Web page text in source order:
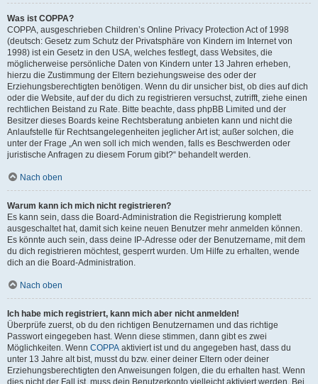
Was ist COPPA?
COPPA, ausgeschrieben Children’s Online Privacy Protection Act of 1998
(deutsch: Gesetz zum Schutz der Privatsphäre von Kindern im Internet von
1998) ist ein Gesetz in den USA, welches festlegt, dass Websites, die
möglicherweise persönliche Daten von Kindern unter 13 Jahren erheben,
hierzu die Zustimmung der Eltern beziehungsweise des oder der
Erziehungsberechtigten benötigen. Wenn du dir unsicher bist, ob dies auf dich
oder die Website, auf der du dich zu registrieren versuchst, zutrifft, ziehe einen
rechtlichen Beistand zu Rate. Bitte beachte, dass phpBB Limited und der
Besitzer dieses Boards keine Rechtsberatung anbieten kann und nicht die
Anlaufstelle für Rechtsangelegenheiten jeglicher Art ist; außer solchen, die
unter der Frage „An wen soll ich mich wenden, falls es Beschwerden oder
juristische Anfragen zu diesem Forum gibt?“ behandelt werden.
Nach oben
Warum kann ich mich nicht registrieren?
Es kann sein, dass die Board-Administration die Registrierung komplett
ausgeschaltet hat, damit sich keine neuen Benutzer mehr anmelden können.
Es könnte auch sein, dass deine IP-Adresse oder der Benutzername, mit dem
du dich registrieren möchtest, gesperrt wurden. Um Hilfe zu erhalten, wende
dich an die Board-Administration.
Nach oben
Ich habe mich registriert, kann mich aber nicht anmelden!
Überprüfe zuerst, ob du den richtigen Benutzernamen und das richtige
Passwort eingegeben hast. Wenn diese stimmen, dann gibt es zwei
Möglichkeiten. Wenn COPPA aktiviert ist und du angegeben hast, dass du
unter 13 Jahre alt bist, musst du bzw. einer deiner Eltern oder deiner
Erziehungsberechtigten den Anweisungen folgen, die du erhalten hast. Wenn
dies nicht der Fall ist, muss dein Benutzerkonto vielleicht aktiviert werden. Bei